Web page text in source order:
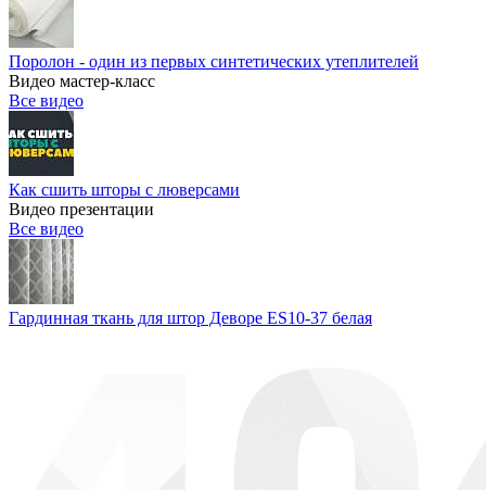
Поролон - один из первых синтетических утеплителей
Видео мастер-класс
Все видео
Как сшить шторы с люверсами
Видео презентации
Все видео
Гардинная ткань для штор Деворе ES10-37 белая